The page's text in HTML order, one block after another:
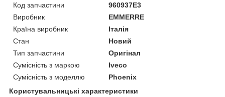
Код запчастини
960937E3
Виробник
EMMERRE
Країна виробник
Італія
Стан
Новий
Тип запчастини
Оригінал
Сумісність з маркою
Iveco
Сумісність з моделлю
Phoenix
Користувальницькі характеристики